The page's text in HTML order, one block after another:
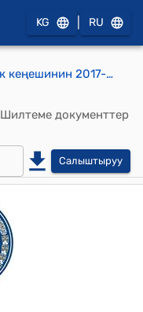
KG RU
А. Масалиев айылдык кеңешинин 2017-жылдын 28-августундагы №11/5 "Турак жай алуучу атуулдарды аныктоо боюнча түзүлгөн комиссиянын курамына депутаттарды сунуштоо жөнүндө" токтому
Шилтеме документтер
Салыштыруу